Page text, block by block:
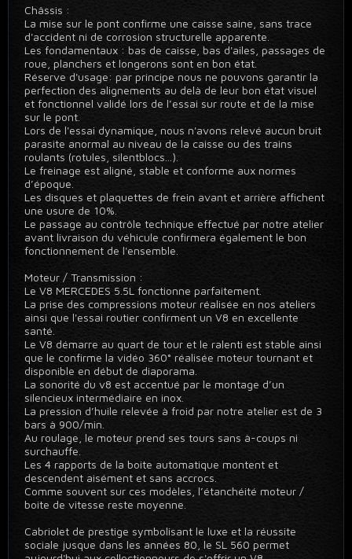
Châssis :
La mise sur le pont confirme une caisse saine, sans trace
d'accident ni de corrosion structurelle apparente.
Les fondamentaux : bas de caisse, bas d'ailes, passages de
roue, planchers et longerons sont en bon état.
Réserve d'usage: par principe nous ne pouvons garantir la
perfection des alignements au delà de leur bon état visuel
et fonctionnel validé lors de l’essai sur route et de la mise
sur le pont.
Lors de l'essai dynamique, nous n'avons relevé aucun bruit
parasite anormal au niveau de la caisse ou des trains
roulants (rotules, silentblocs...).
Le freinage est aligné, stable et conforme aux normes
d’époque.
Les disques et plaquettes de frein avant et arrière affichent
une usure de 10%.
Le passage au contrôle technique effectué par notre atelier
avant livraison du véhicule confirmera également le bon
fonctionnement de l'ensemble.
Moteur / Transmission :
Le V8 MERCEDES 5.5L fonctionne parfaitement.
La prise des compressions moteur réalisée en nos ateliers
ainsi que l'essai routier confirment un V8 en excellente
santé.
Le V8 démarre au quart de tour et le ralenti est stable ainsi
que le confirme la vidéo 360° réalisée moteur tournant et
disponible en début de diaporama.
La sonorité du v8 est accentué par le montage d’un
silencieux intermédiaire en inox.
La pression d’huile relevée à froid par notre atelier est de 3
bars à 900/min.
Au roulage, le moteur prend ses tours sans à-coups ni
surchauffe.
Les 4 rapports de la boite automatique montent et
descendent aisément et sans accrocs.
Comme souvent sur ces modèles, l’étanchéité moteur /
boite de vitesse reste moyenne.
Cabriolet de prestige symbolisant le luxe et la réussite
sociale jusque dans les années 80, le SL 560 permet